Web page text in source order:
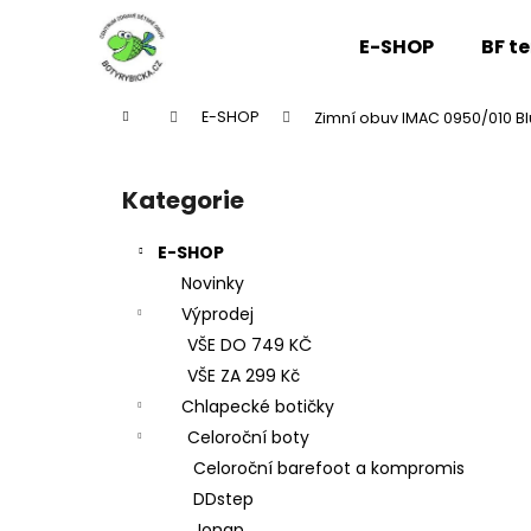
E-SHOP BF
Domů E-SHOP Zimní obuv IMAC 0950/010
Přeskočit
kategorie
Kategorie
E-SHOP
Novinky
Výprodej
VŠE DO 749 KČ
VŠE ZA 299 Kč
Chlapecké botičky
Celoroční boty
Celoroční barefoot a kompromis
DDstep
Zpět
Zpět